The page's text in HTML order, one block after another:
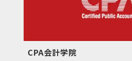
CPA会計学院